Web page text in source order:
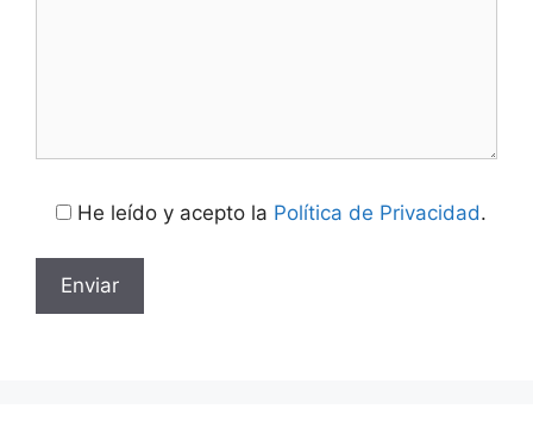
He leído y acepto la Política de Privacidad.